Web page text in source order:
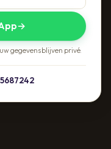
→
gegevens blijven privé.